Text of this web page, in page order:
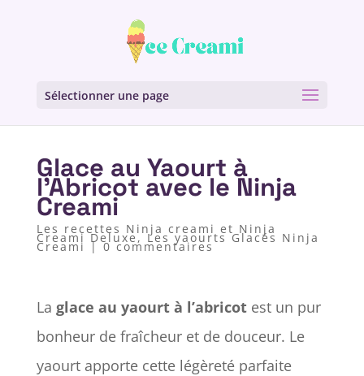
Sélectionner une page
Glace au Yaourt à
l’Abricot avec le Ninja
Creami
Les recettes Ninja creami et Ninja
Creami Deluxe,Les yaourts Glacés Ninja
Creami |0 commentaires
La glace au yaourt à l’abricotest un pur
bonheur de fraîcheur et de douceur. Le
yaourt apporte cette légèreté parfaite